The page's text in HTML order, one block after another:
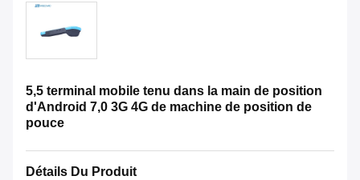
5,5 terminal mobile tenu dans la main de position
d'Android 7,0 3G 4G de machine de position de
pouce
Détails Du Produit